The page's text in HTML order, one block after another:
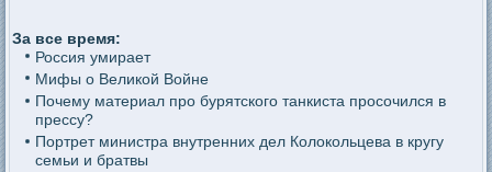
За все время:
Россия умирает
Мифы о Великой Войне
Почему материал про бурятского танкиста просочился в
прессу?
Портрет министра внутренних дел Колокольцева в кругу
семьи и братвы